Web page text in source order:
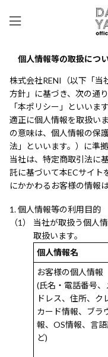
個人情報等の取扱につ
株式会社RENI（以下「当
方針」に基づき、次の通
「本ポリシー」といいま
適正に個人情報を取扱い
の意味は、個人情報の保
法」といいます。）に準
当社は、特定商取引法に
託に基づいて本ECサイト
にかかわるお客様の情報
個人情報等の利用目的
当社が取扱う個人
取扱います。
個人情報名
お客様の個人情報
(氏名・電話番号、
ドレス、住所、ク
カード情報、ブラ
報、OS情報、言
ど)